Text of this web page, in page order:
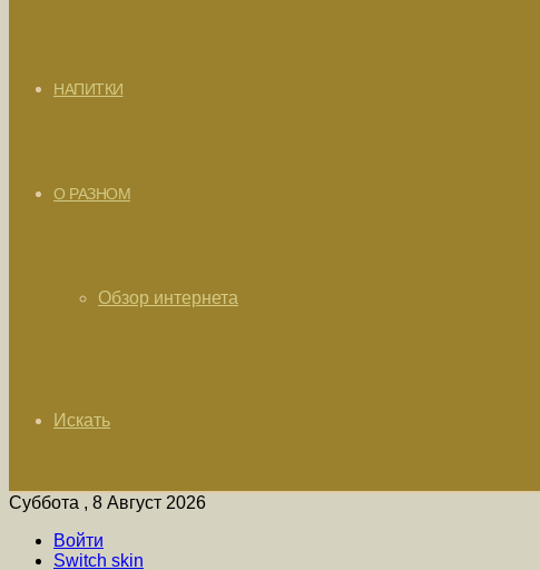
НАПИТКИ
О РАЗНОМ
Обзор интернета
Искать
Суббота , 8 Август 2026
Войти
Switch skin